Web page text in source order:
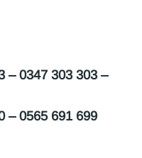
– 0347 303 303 –
– 0565 691 699